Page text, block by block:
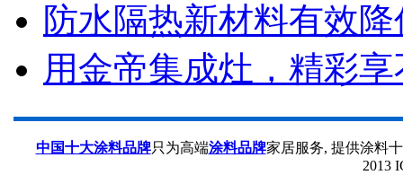
防水隔热新材料有效
用金帝集成灶，精彩
中国十大涂料品牌只为高端涂料品牌家居服务, 提供涂料
2013